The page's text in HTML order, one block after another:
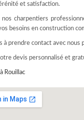
et satisfaction.
nos charpentiers
besoins en construction
à prendre contact avec nous
devis personnalisé et
Rouillac